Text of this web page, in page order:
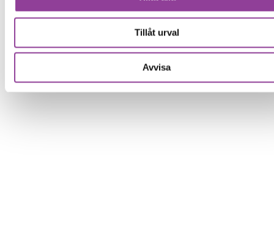
Tillåt urval
Avvisa